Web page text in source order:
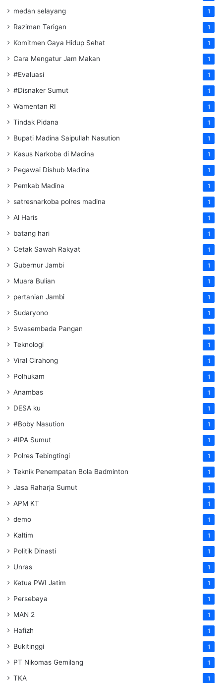
medan selayang 1
Raziman Tarigan 1
Komitmen Gaya Hidup Sehat 1
Cara Mengatur Jam Makan 1
#Evaluasi 1
#Disnaker Sumut 1
Wamentan RI 1
Tindak Pidana 1
Bupati Madina Saipullah Nasution 1
Kasus Narkoba di Madina 1
Pegawai Dishub Madina 1
Pemkab Madina 1
satresnarkoba polres madina 1
Al Haris 1
batang hari 1
Cetak Sawah Rakyat 1
Gubernur Jambi 1
Muara Bulian 1
pertanian Jambi 1
Sudaryono 1
Swasembada Pangan 1
Teknologi 1
Viral Cirahong 1
Polhukam 1
Anambas 1
DESA ku 1
#Boby Nasution 1
#IPA Sumut 1
Polres Tebingtingi 1
Teknik Penempatan Bola Badminton 1
Jasa Raharja Sumut 1
APM KT 1
demo 1
Kaltim 1
Politik Dinasti 1
Unras 1
Ketua PWI Jatim 1
Persebaya 1
MAN 2 1
Hafizh 1
Bukitinggi 1
PT Nikomas Gemilang 1
TKA 1